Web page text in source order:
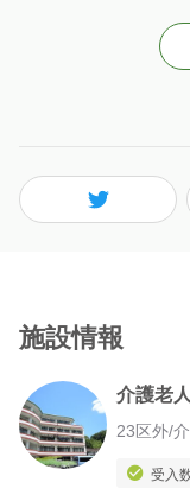
施設情報
介護老
23区外/
受入